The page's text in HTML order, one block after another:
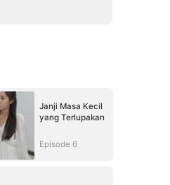
Janji Masa Kecil
yang Terlupakan
Episode 6